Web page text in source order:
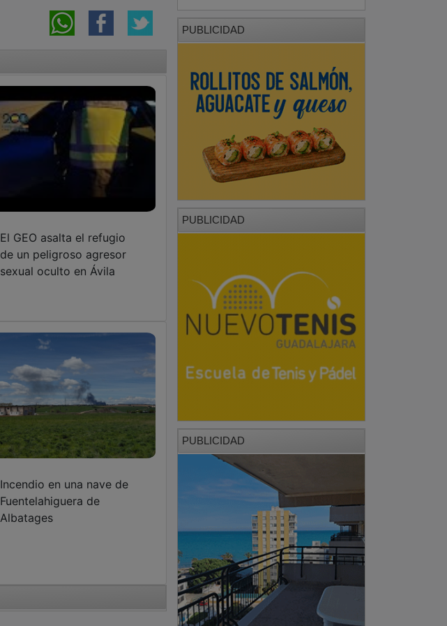
El GEO asalta el refugio
de un peligroso agresor
sexual oculto en Ávila
Incendio en una nave de
Fuentelahiguera de
Albatages
PUBLICIDAD
PUBLICIDAD
PUBLICIDAD